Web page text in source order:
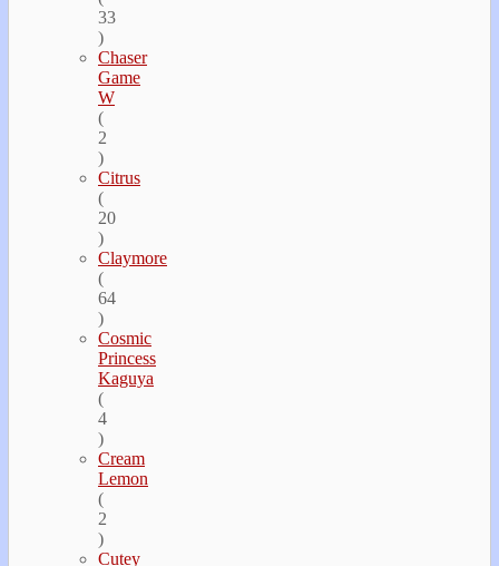
33
)
Chaser
Game
W
(
2
)
Citrus
(
20
)
Claymore
(
64
)
Cosmic
Princess
Kaguya
(
4
)
Cream
Lemon
(
2
)
Cutey